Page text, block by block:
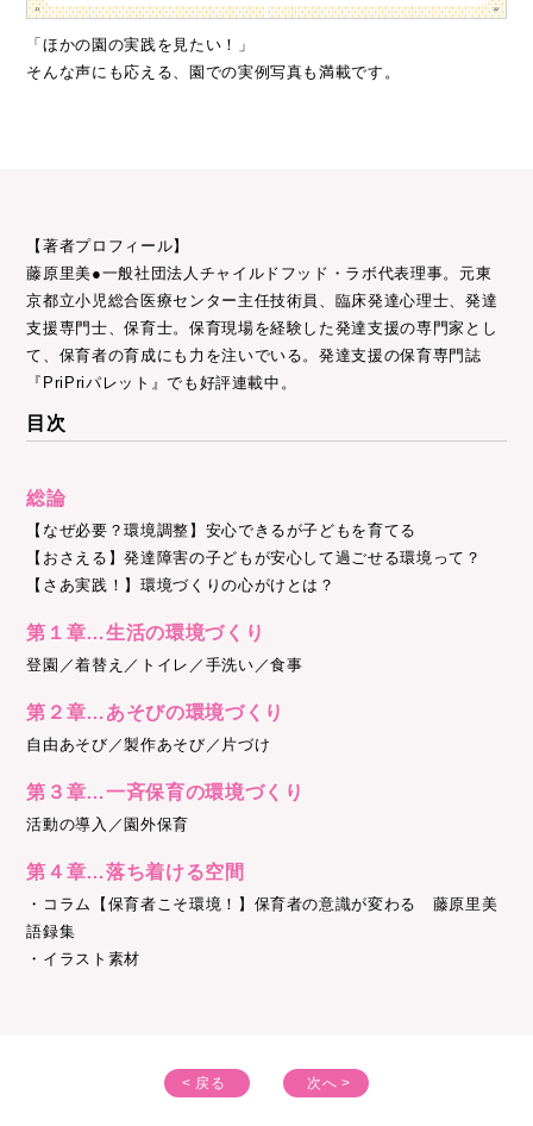
「ほかの園の実践を見たい！」
そんな声にも応える、園での実例写真も満載です。
【著者プロフィール】
藤原里美●一般社団法人チャイルドフッド・ラボ代表理事。元東
京都立小児総合医療センター主任技術員、臨床発達心理士、発達
支援専門士、保育士。保育現場を経験した発達支援の専門家とし
て、保育者の育成にも力を注いでいる。発達支援の保育専門誌
『PriPriパレット』でも好評連載中。
目次
総論
【なぜ必要？環境調整】安心できるが子どもを育てる
【おさえる】発達障害の子どもが安心して過ごせる環境って？
【さあ実践！】環境づくりの心がけとは？
第１章…生活の環境づくり
登園／着替え／トイレ／手洗い／食事
第２章…あそびの環境づくり
自由あそび／製作あそび／片づけ
第３章…一斉保育の環境づくり
活動の導入／園外保育
第４章…落ち着ける空間
・コラム【保育者こそ環境！】保育者の意識が変わる 藤原里美
語録集
・イラスト素材
< 戻る 次へ >